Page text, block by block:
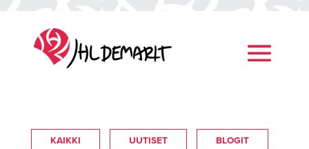
KAIKKI UUTISET BLOGIT